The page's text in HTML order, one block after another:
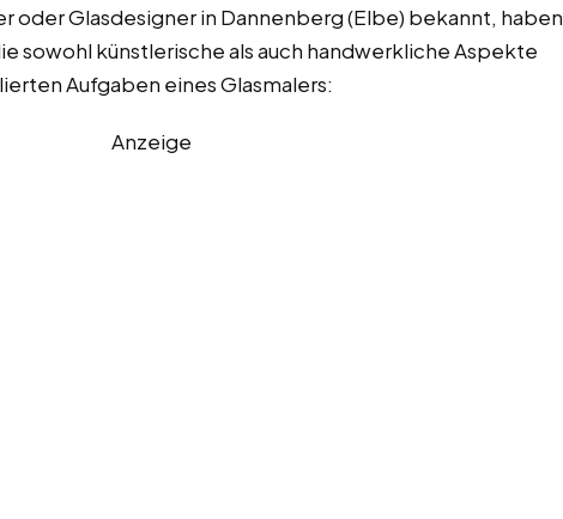
oder Glasdesigner in Dannenberg (Elbe) bekannt, haben
sowohl künstlerische als auch handwerkliche Aspekte
Aufgaben eines Glasmalers:
Anzeige